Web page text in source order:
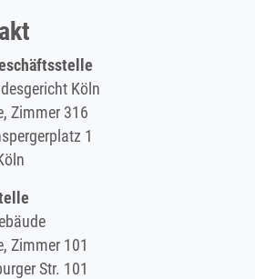
Köln
Zimmer 316
1
Zimmer 101
Str. 101